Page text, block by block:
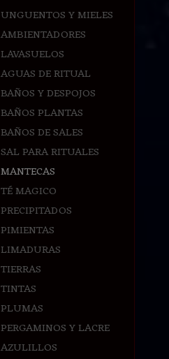
UNGUENTOS Y MIELES
AMBIENTADORES
LAVASUELOS
AGUAS DE RITUAL
BAÑOS Y DESPOJOS
BAÑOS PLANTAS
BAÑOS DE SALES
SAL PARA RITUALES
MANTECAS
TÉ MAGICO
PRECIPITADOS
PIMIENTAS
LIMADURAS
TIERRAS
TINTAS
PLUMAS
PERGAMINOS Y LACRE
AZULILLOS